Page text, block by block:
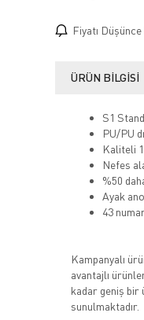
Fiyatı
ÜRÜN BILGISI
S1
PU/PU
Kaliteli
Nefes
%50
Ayak
43
Kampanyalı
avantajlı
kadar geniş bir
sunulmaktadır.